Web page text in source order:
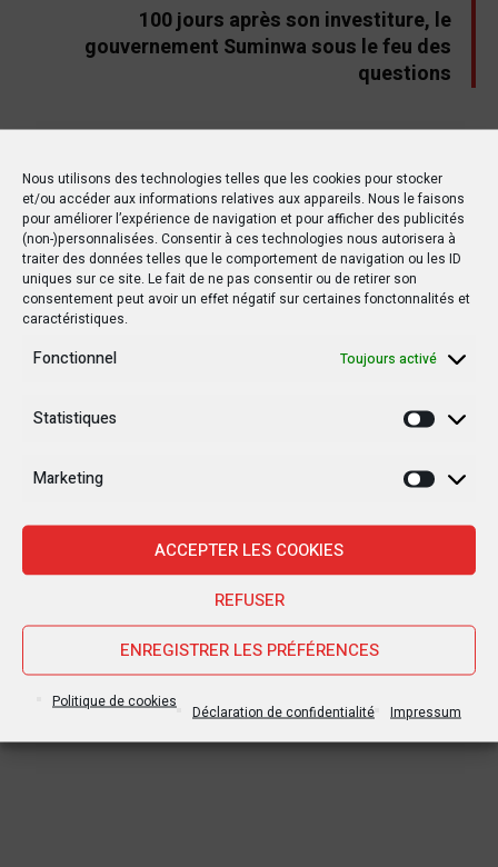
Nous utilisons des technologies telles que les cookies pour stocker
et/ou accéder aux informations relatives aux appareils. Nous le faisons
pour améliorer l’expérience de navigation et pour afficher des publicités
(non-)personnalisées. Consentir à ces technologies nous autorisera à
traiter des données telles que le comportement de navigation ou les ID
uniques sur ce site. Le fait de ne pas consentir ou de retirer son
consentement peut avoir un effet négatif sur certaines fonctonnalités et
caractéristiques.
Fonctionnel Toujours activé
Statistiques
Marketing
ACCEPTER LES COOKIES
REFUSER
ENREGISTRER LES PRÉFÉRENCES
Politique de cookies
Déclaration de confidentialité Impressum
100 jours après son investiture, le
gouvernement Suminwa sous le feu des
questions
Autres postes
POLITIQUE
15 MARS 2019
détaille les horreurs de
POLITIQUE
étranger flotte au Sud-